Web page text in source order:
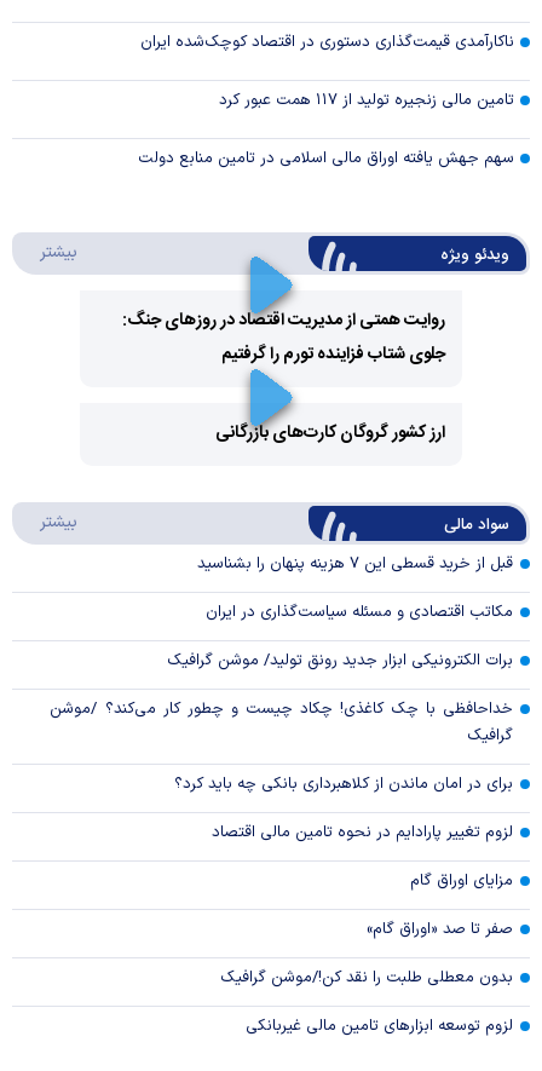
ناکارآمدی قیمت‌گذاری دستوری در اقتصاد کوچک‌شده ایران
تامین مالی زنجیره تولید از ۱۱۷ همت عبور کرد
سهم جهش یافته اوراق مالی اسلامی در تامین منابع دولت
ویدئو ویژه بیشتر
Play
Video
روایت همتی از مدیریت اقتصاد در روزهای جنگ:
جلوی شتاب فزاینده تورم را گرفتیم
Video
ارز کشور گروگان کارت‌های بازرگانی
سواد مالی بیشتر
قبل از خرید قسطی این ۷ هزینه پنهان را بشناسید
مکاتب اقتصادی و مسئله سیاست‌گذاری در ایران
برات الکترونیکی ابزار جدید رونق تولید/ موشن گرافیک
خداحافظی با چک کاغذی! چکاد چیست و چطور کار می‌کند؟ /موشن
گرافیک
برای در امان ماندن از کلاهبرداری بانکی چه باید کرد؟
لزوم تغییر پارادایم در نحوه تامین مالی اقتصاد
مزایای اوراق گام
صفر تا صد «اوراق گام»
بدون معطلی طلبت را نقد کن!/موشن گرافیک
لزوم توسعه ابزارهای تامین مالی غیربانکی